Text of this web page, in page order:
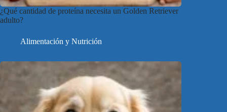
¿Qué cantidad de proteína necesita un Golden Retriever
adulto?
Alimentación y Nutrición